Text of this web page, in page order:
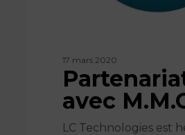
17 mars 2020
avec
LC Technologies est